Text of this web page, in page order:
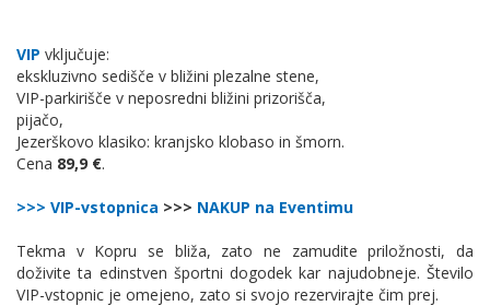
VIP vključuje:
ekskluzivno sedišče v bližini plezalne stene,
VIP-parkirišče v neposredni bližini prizorišča,
pijačo,
Jezerškovo klasiko: kranjsko klobaso in šmorn.
Cena 89,9 €.
>>> VIP-vstopnica >>> NAKUP na Eventimu
Tekma v Kopru se bliža, zato ne zamudite priložnosti, da
doživite ta edinstven športni dogodek kar najudobneje. Število
VIP-vstopnic je omejeno, zato si svojo rezervirajte čim prej.